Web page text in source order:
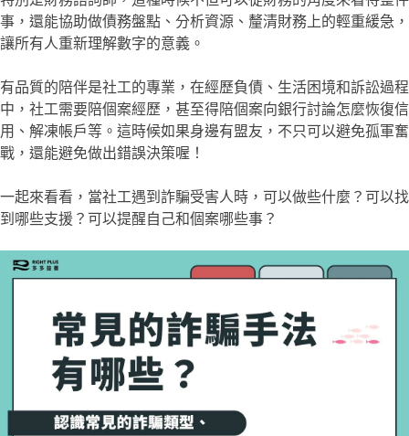
事，還能協助做債務盤點、分析資源、釐清財務上的輕重緩急，
讓所有人重新理解數字的意義。
有品質的陪伴是社工的專業，在經歷負債、生活困境和訴訟過程
中，社工需要陪個案經歷，甚至得陪個案向銀行討論怎麼恢復信
用、解凍帳戶等。這時候如果身邊有盟友，不只可以避免孤軍奮
戰，還能避免做出錯誤決策喔！
一起來看看，當社工遇到詐騙受害人時，可以做些什麼？可以找
到哪些支援？可以提醒自己和個案哪些事？